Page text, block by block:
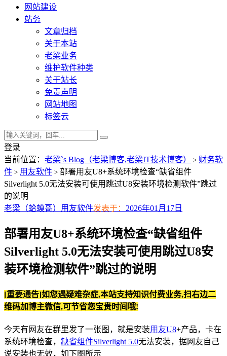
网站建设
站务
文章归档
关于本站
老梁业务
维护软件种类
关于站长
免责声明
网站地图
标签云
登录
当前位置： 老梁`s Blog（老梁博客,老梁IT技术博客） > 财务软
件 > 用友软件 > 部署用友U8+系统环境检查“缺省组件
Silverlight 5.0无法安装可使用跳过U8安装环境检测软件”跳过
的说明
老梁（蛤蟆哥） 用友软件发表于： 2026年01月17日
部署用友U8+系统环境检查“缺省组件
Silverlight 5.0无法安装可使用跳过U8安
装环境检测软件”跳过的说明
[重要通告]如您遇疑难杂症,本站支持知识付费业务,扫右边二
维码加博主微信,可节省您宝贵时间哦!
今天有网友在群里发了一张图，就是安装用友U8+产品，卡在
系统环境检查， 缺省组件Silverlight 5.0无法安装，据网友自己
说安装也无效，如下图所示